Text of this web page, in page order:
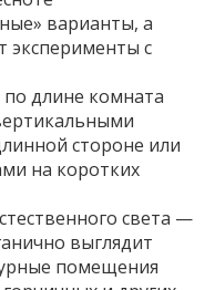
варианты, а
эксперименты с
длине комната
стороне или
на коротких
света —
выглядит
помещения